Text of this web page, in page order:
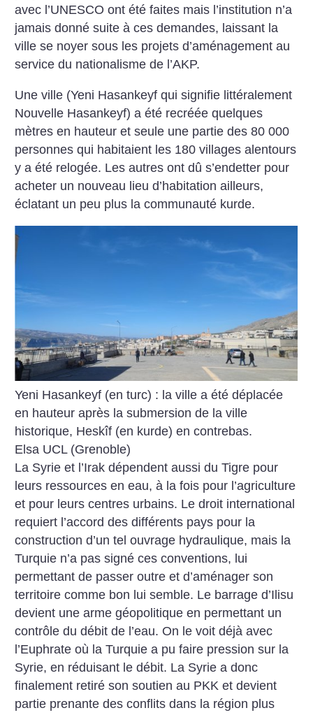
avec l’UNESCO ont été faites mais l’institution n’a
jamais donné suite à ces demandes, laissant la
ville se noyer sous les projets d’aménagement au
service du nationalisme de l’AKP.
Une ville (Yeni Hasankeyf qui signifie littéralement
Nouvelle Hasankeyf) a été recréée quelques
mètres en hauteur et seule une partie des 80 000
personnes qui habitaient les 180 villages alentours
y a été relogée. Les autres ont dû s’endetter pour
acheter un nouveau lieu d’habitation ailleurs,
éclatant un peu plus la communauté kurde.
Yeni Hasankeyf (en turc) : la ville a été déplacée
en hauteur après la submersion de la ville
historique, Heskîf (en kurde) en contrebas.
Elsa UCL (Grenoble)
La Syrie et l’Irak dépendent aussi du Tigre pour
leurs ressources en eau, à la fois pour l’agriculture
et pour leurs centres urbains. Le droit international
requiert l’accord des différents pays pour la
construction d’un tel ouvrage hydraulique, mais la
Turquie n’a pas signé ces conventions, lui
permettant de passer outre et d’aménager son
territoire comme bon lui semble. Le barrage d’Ilisu
devient une arme géopolitique en permettant un
contrôle du débit de l’eau. On le voit déjà avec
l’Euphrate où la Turquie a pu faire pression sur la
Syrie, en réduisant le débit. La Syrie a donc
finalement retiré son soutien au PKK et devient
partie prenante des conflits dans la région plus